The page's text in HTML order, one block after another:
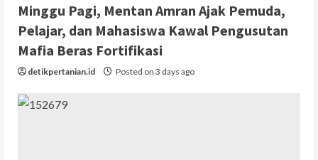
Minggu Pagi, Mentan Amran Ajak Pemuda,
Pelajar, dan Mahasiswa Kawal Pengusutan
Mafia Beras Fortifikasi
detikpertanian.id Posted on 3 days ago